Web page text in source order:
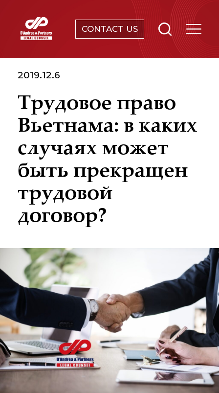
CONTACT US
АНАЛИЗА ПРАВОВОГО
ЗАЩИТА ИС (ИНТЕЛЛЕКТУАЛЬНОЙ
СОБСТВЕННОСТИ)
УСЛУГИ В СФЕРЕ ТРУДОВОГО
ПРАВА
ЗАЩИТА ОКРУЖАЮЩЕЙ СРЕДЫ
СКАУТИНГ, ПЕРЕДИСЛОКАЦИЯ И
ВЛАСТЯМИ
2019.12.6
Трудовое право
Вьетнама: в каких
случаях может
быть прекращен
трудовой
договор?